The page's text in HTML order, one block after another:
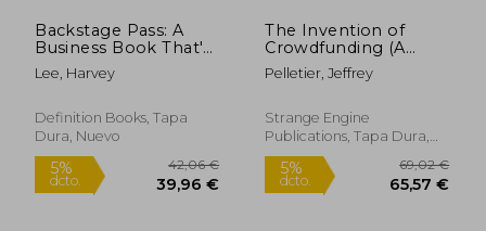
Backstage Pass: A
Business Book That's
Far From
Conventional (en
Lee, Harvey
Definition Books, Tapa
Dura, Nuevo
The Invention of
Crowdfunding (A
Circuitous Tale of
How Marillion, Their
Accidentally Upended
the Music Industry)
Pelletier, Jeffrey
Strange Engine
Publications, Tapa Dura,
Nuevo